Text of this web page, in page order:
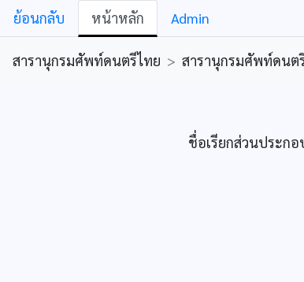
ย้อนกลับ หน้าหลัก Admin
สารานุกรมศัพท์ดนตรีไทย > สารานุกรมศัพท์ดนต
ชื่อเรียกส่วนประก